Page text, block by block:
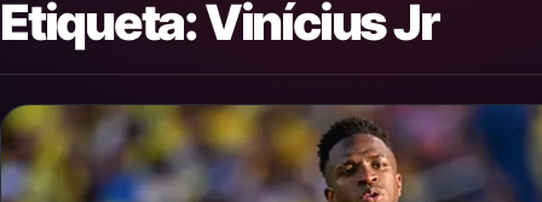
Etiqueta:Vinícius Jr